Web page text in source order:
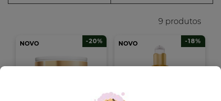
9 produtos
NOVO -20% NOVO -18%